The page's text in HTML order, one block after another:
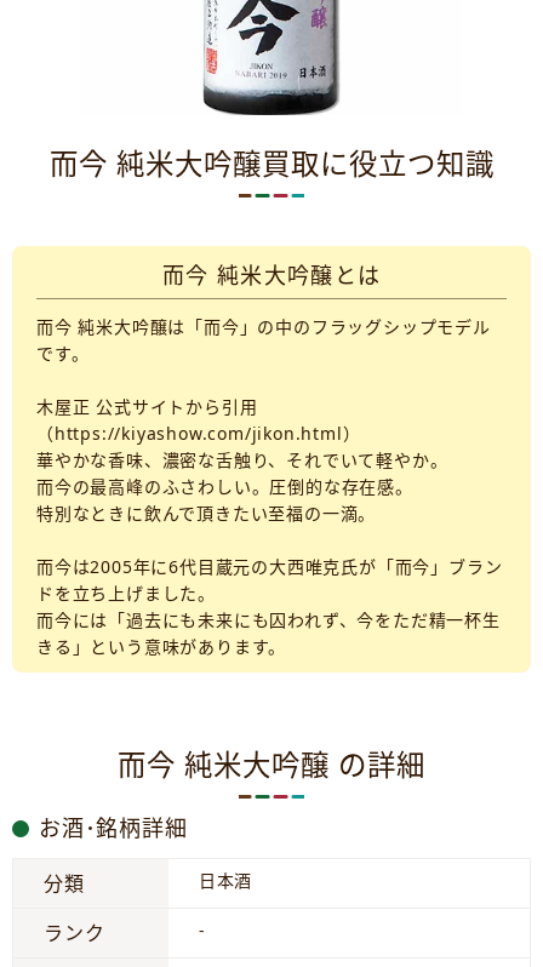
而今 純米大吟醸買取に役立つ知識
而今 純米大吟醸とは
而今 純米大吟醸は「而今」の中のフラッグシップモデル
です。
木屋正 公式サイトから引用
（https://kiyashow.com/jikon.html）
華やかな香味、濃密な舌触り、それでいて軽やか。
而今の最高峰のふさわしい。圧倒的な存在感。
特別なときに飲んで頂きたい至福の一滴。
而今は2005年に6代目蔵元の大西唯克氏が「而今」ブラン
ドを立ち上げました。
而今には「過去にも未来にも囚われず、今をただ精一杯生
きる」という意味があります。
而今 純米大吟醸 の詳細
お酒･銘柄詳細
分類 日本酒
ランク -